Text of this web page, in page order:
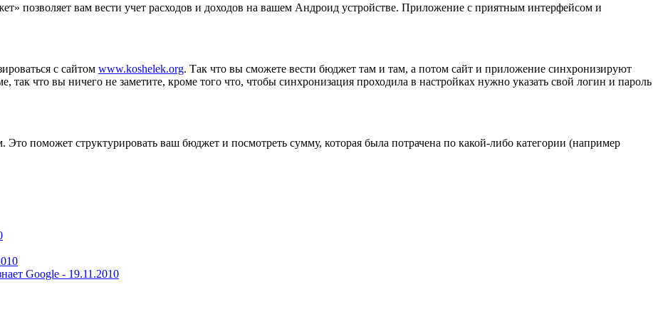
позволяет вам вести учет расходов и доходов на вашем Андроид устройстве. Приложение с приятным интерфейсом и
с сайтом www.koshelek.org. Так что вы сможете вести бюджет там и там, а потом сайт и приложение синхронизируют
что вы ничего не заметите, кроме того что, чтобы синхронизация проходила в настройках нужно указать свой логин и пароль
поможет структурировать ваш бюджет и посмотреть сумму, которая была потрачена по какой-либо категории (например
Google - 19.11.2010